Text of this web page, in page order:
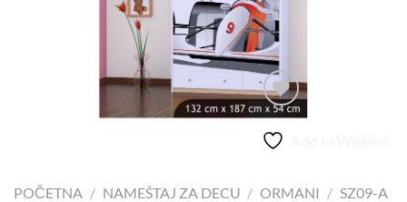
POČETNA / NAMEŠTAJ ZA DECU / ORMANI / SZ09-A